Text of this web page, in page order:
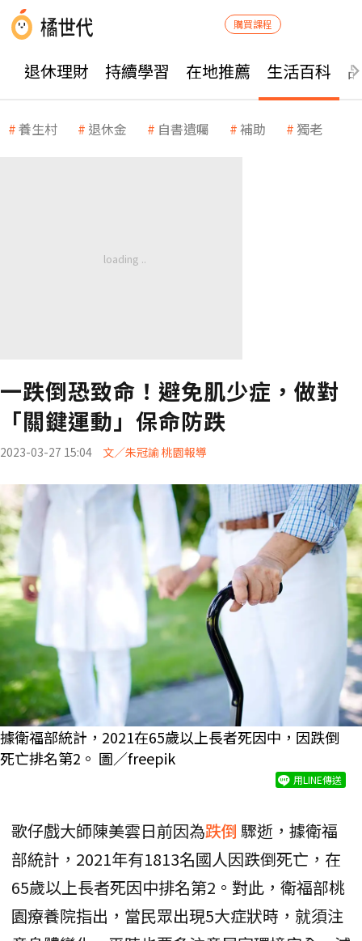
購買課程
退休理財 持續學習 在地推薦 生活百科
養生村 退休金 自書遺囑 補助 獨老
一跌倒恐致命！避免肌少症，做對
「關鍵運動」保命防跌
2023-03-27 15:04 文／朱冠諭 桃園報導
據衛福部統計，2021在65歲以上長者死因中，因跌倒
死亡排名第2。 圖／freepik
用LINE傳送
歌仔戲大師陳美雲日前因為跌倒 驟逝，據衛福
部統計，2021年有1813名國人因跌倒死亡，在
65歲以上長者死因中排名第2。對此，衛福部桃
園療養院指出，當民眾出現5大症狀時，就須注